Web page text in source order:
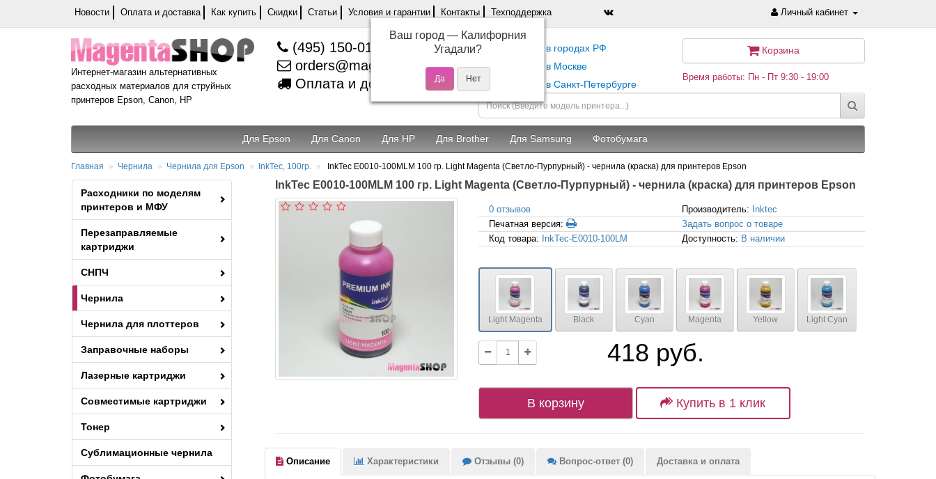
Новости Оплата и доставка Как купить Скидки Статьи Условия и гарантии Контакты Техподдержка Личный кабинет
Интернет-магазин альтернативных
расходных материалов для струйных
принтеров Epson, Canon, HP
(495) 150-01-37
orders@magentashop.ru
Оплата и доставка
Самовывоз в городах РФ
Самовывоз в Москве
Самовывоз в Санкт-Петербурге
Корзина
Время работы: Пн - Пт 9:30 - 19:00
Для Epson Для Canon Для HP Для Brother Для Samsung Фотобумага
Главная Чернила Чернила для Epson InkTec, 100гр. InkTec E0010-100MLM 100 гр. Light Magenta (Светло-Пурпурный) - чернила (краска) для принтеров Epson
Расходники по моделям
принтеров и МФУ
Перезаправляемые
картриджи
СНПЧ
Чернила
Чернила для плоттеров
Заправочные наборы
Лазерные картриджи
Совместимые картриджи
Тонер
Сублимационные чернила
InkTec E0010-100MLM 100 гр. Light Magenta (Светло-Пурпурный) - чернила (краска) для принтеров Epson
0 отзывов Производитель: Inktec
Печатная версия:
Задать вопрос о товаре
Код товара: InkTec-E0010-100LM Доступность: В наличии
Light Magenta Black Cyan Magenta Yellow Light Cyan
418 руб.
В корзину Купить в 1 клик
Описание Характеристики Отзывы (0) Вопрос-ответ (0) Доставка и оплата
Ваш город — Калифорния
Угадали?